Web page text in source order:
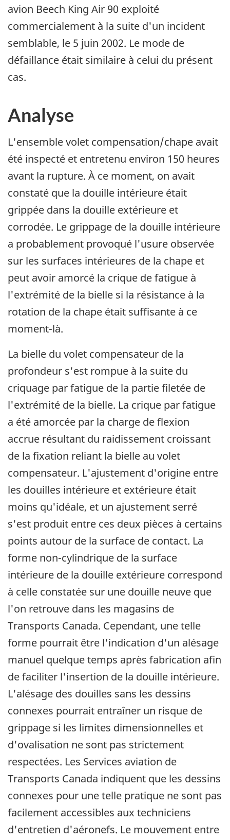
avion Beech King Air 90 exploité
commercialement à la suite d'un incident
semblable, le 5 juin 2002. Le mode de
défaillance était similaire à celui du présent
cas.
Analyse
L'ensemble volet compensation/chape avait
été inspecté et entretenu environ 150 heures
avant la rupture. À ce moment, on avait
constaté que la douille intérieure était
grippée dans la douille extérieure et
corrodée. Le grippage de la douille intérieure
a probablement provoqué l'usure observée
sur les surfaces intérieures de la chape et
peut avoir amorcé la crique de fatigue à
l'extrémité de la bielle si la résistance à la
rotation de la chape était suffisante à ce
moment-là.
La bielle du volet compensateur de la
profondeur s'est rompue à la suite du
criquage par fatigue de la partie filetée de
l'extrémité de la bielle. La crique par fatigue
a été amorcée par la charge de flexion
accrue résultant du raidissement croissant
de la fixation reliant la bielle au volet
compensateur. L'ajustement d'origine entre
les douilles intérieure et extérieure était
moins qu'idéale, et un ajustement serré
s'est produit entre ces deux pièces à certains
points autour de la surface de contact. La
forme non-cylindrique de la surface
intérieure de la douille extérieure correspond
à celle constatée sur une douille neuve que
l'on retrouve dans les magasins de
Transports Canada. Cependant, une telle
forme pourrait être l'indication d'un alésage
manuel quelque temps après fabrication afin
de faciliter l'insertion de la douille intérieure.
L'alésage des douilles sans les dessins
connexes pourrait entraîner un risque de
grippage si les limites dimensionnelles et
d'ovalisation ne sont pas strictement
respectées. Les Services aviation de
Transports Canada indiquent que les dessins
connexes pour une telle pratique ne sont pas
facilement accessibles aux techniciens
d'entretien d'aéronefs. Le mouvement entre